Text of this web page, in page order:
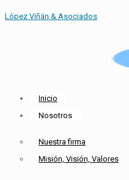
López Viñán & Asociados
Inicio
Nosotros
Nuestra firma
Misión, Visión, Valores